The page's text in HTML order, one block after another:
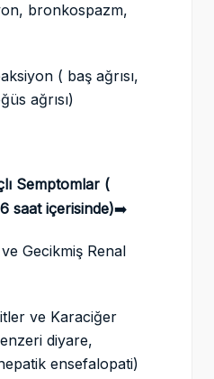
bronkospazm,
( baş ağrısı,
ağrısı)
Semptomlar (
saat içerisinde)➡️
Gecikmiş Renal
ve Karaciğer
diyare,
ensefalopati)